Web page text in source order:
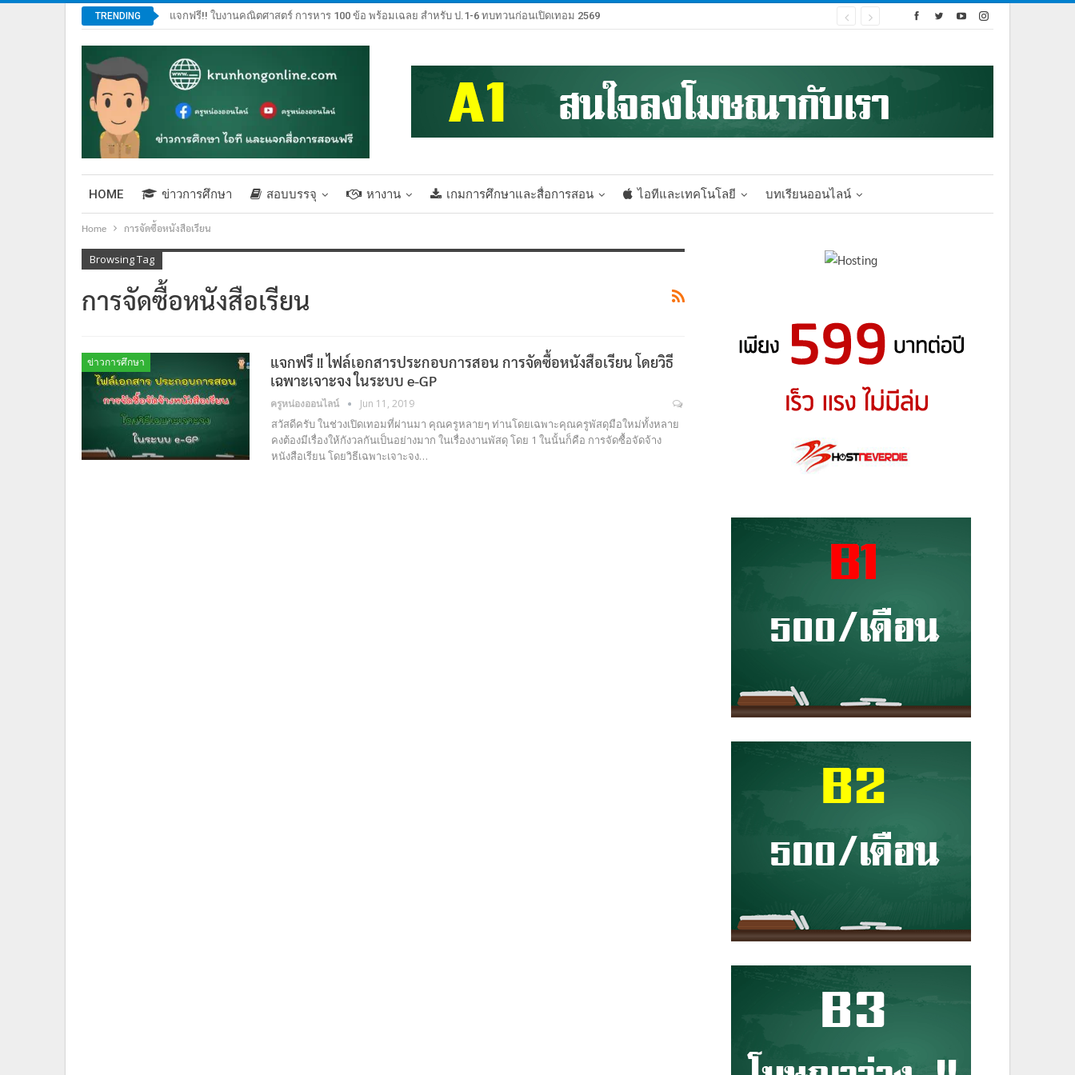
TRENDING แจกฟรี!! ใบงานคณิตศาสตร์ การหาร 100 ข้อ พร้อมเฉลย สำหรับ ป.1-6 ทบทวนก่อนเปิดเทอม 2569
HOME ข่าวการศึกษา สอบบรรจุ หางาน เกมการศึกษาและสื่อการสอน ไอทีและเทคโนโลยี บทเรียนออนไลน์
Home การจัดซื้อหนังสือเรียน
Browsing Tag
การจัดซื้อหนังสือเรียน
ข่าวการศึกษา
แจกฟรี !! ไฟล์เอกสารประกอบการสอน การจัดซื้อหนังสือเรียน โดยวิธี
เฉพาะเจาะจง ในระบบ e-GP
ครูหน่องออนไลน์ Jun 11, 2019
สวัสดีครับ ในช่วงเปิดเทอมที่ผ่านมา คุณครูหลายๆ ท่านโดยเฉพาะคุณครูพัสดุมือใหม่ทั้งหลาย
คงต้องมีเรื่องให้กังวลกันเป็นอย่างมาก ในเรื่องงานพัสดุ โดย 1 ในนั้นก็คือ การจัดซื้อจัดจ้าง
หนังสือเรียน โดยวิธีเฉพาะเจาะจง…